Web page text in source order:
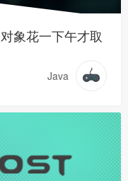
象花一下午才取
Java